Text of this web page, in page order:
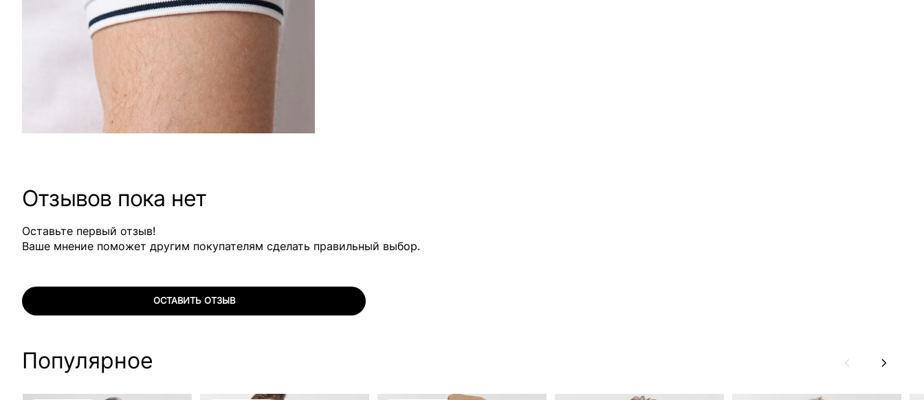
Отзывов пока нет
Оставьте первый отзыв!
Ваше мнение поможет другим покупателям сделать правильный выбор.
ОСТАВИТЬ ОТЗЫВ
Популярное